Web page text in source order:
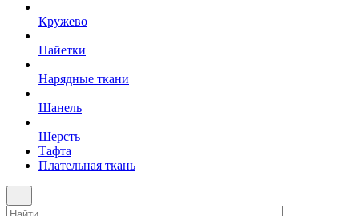
Кружево
Пайетки
Нарядные ткани
Шанель
Шерсть
Тафта
Плательная ткань